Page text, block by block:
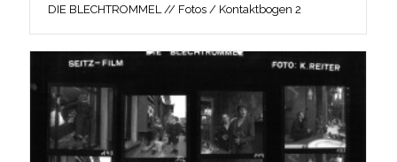
DIE BLECHTROMMEL // Fotos / Kontaktbogen 2